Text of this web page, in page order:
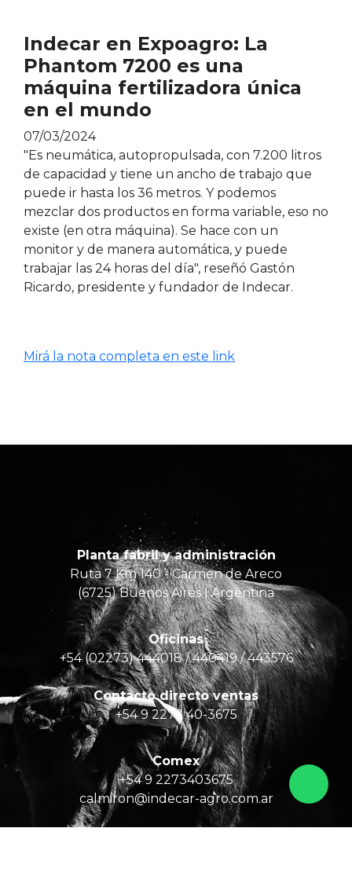
Indecar en Expoagro: La
Phantom 7200 es una
máquina fertilizadora única
en el mundo
07/03/2024
"Es neumática, autopropulsada, con 7.200 litros
de capacidad y tiene un ancho de trabajo que
puede ir hasta los 36 metros. Y podemos
mezclar dos productos en forma variable, eso no
existe (en otra máquina). Se hace con un
monitor y de manera automática, y puede
trabajar las 24 horas del día", reseñó Gastón
Ricardo, presidente y fundador de Indecar.
Mirá la nota completa en este link
Planta fabril y administración
Ruta 7 Km 140 - Carmen de Areco
(6725) Buenos Aires | Argentina
Oficinas
+54 (02273) 444018 / 440419 / 443576
Contacto directo ventas
+54 9 2273 40-3675
Comex
+54 9 2273403675
calmiron@indecar-agro.com.ar